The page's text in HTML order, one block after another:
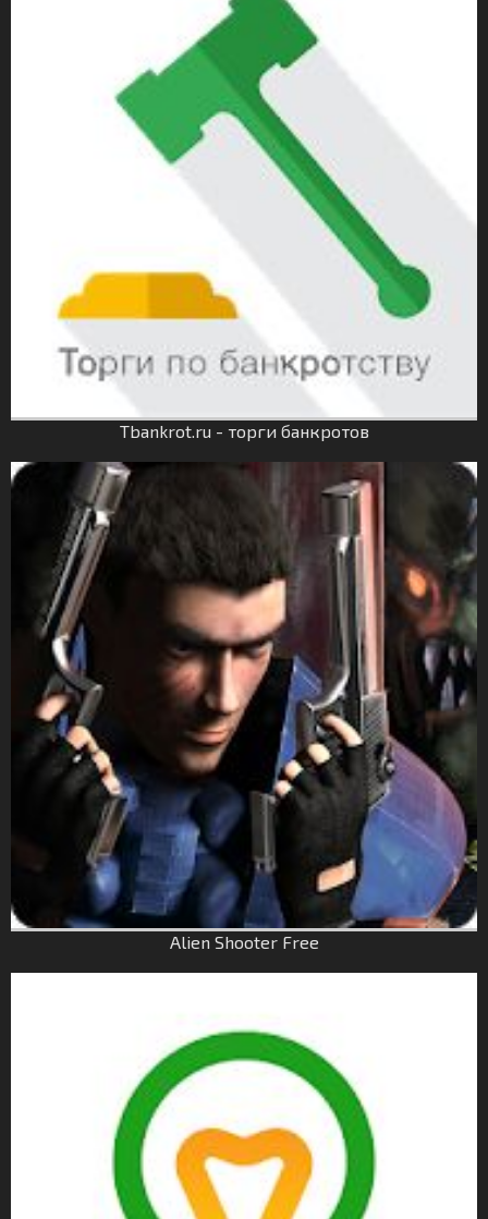
Tbankrot.ru - торги банкротов
Alien Shooter Free